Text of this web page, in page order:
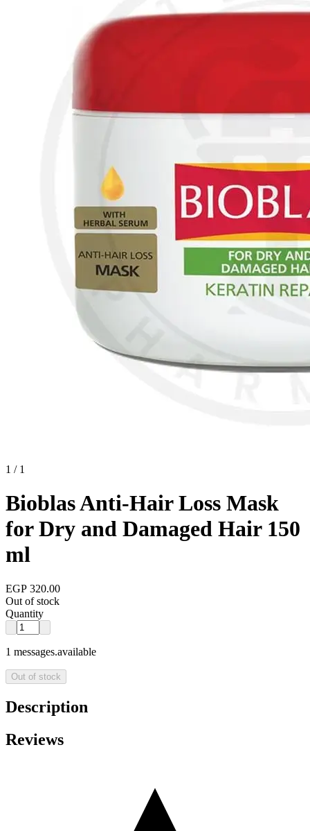
1 / 1
Bioblas Anti-Hair Loss Mask
for Dry and Damaged Hair 150
ml
EGP 320.00
Out of stock
Quantity
1 messages.available
Out of stock
Description
Reviews